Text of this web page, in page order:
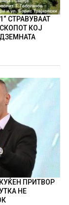
СТРАВУВААТ
КОЈ
ПРИТВОР
НЕ